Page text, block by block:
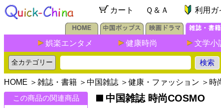
カート Ｑ＆Ａ 利用ガ
娯楽エンタメ 健康時尚 文学小
HOME ＞ 雑誌・書籍 ＞ 中国雑誌 ＞ 健康・ファッション ＞ 時
この商品の関連商品
中国雑誌 時尚COSMO